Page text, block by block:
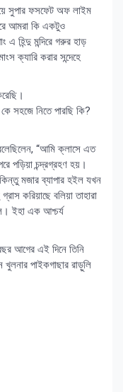
সুপার ফসফেট অফ লাইম
আমরা কি একটুও
হিন্দু মন্দিরে গরুর হাড়
ক্যারি করার সন্দেহে
সহজে নিতে পারছি কি?
“আমি ক্লাসে এত
পড়িয়া চন্দ্রগ্রহণ হয়।
মজার ব্যাপার হইল যখন
করিয়াছে বলিয়া তাহারা
ইহা এক আশ্চর্য
আগের এই দিনে তিনি
পাইকগাছার রাড়ুলি